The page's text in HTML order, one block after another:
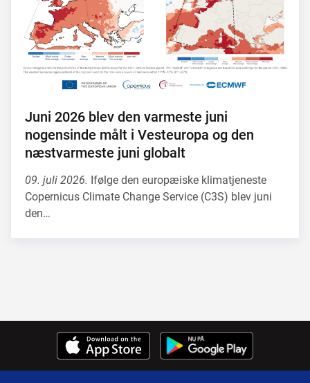
Juni 2026 blev den varmeste juni
nogensinde målt i Vesteuropa og den
næstvarmeste juni globalt
09. juli 2026. Ifølge den europæiske klimatjeneste
Copernicus Climate Change Service (C3S) blev juni
den…